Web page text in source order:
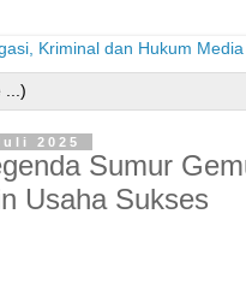
2025
Sumur
Usaha Sukses